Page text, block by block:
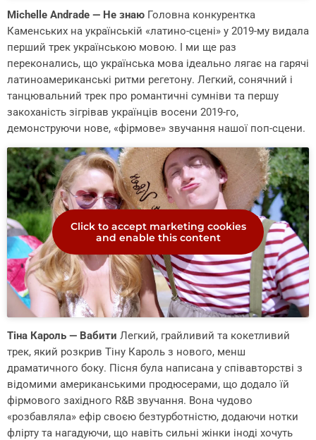
Michelle Andrade — Не знаю Головна конкурентка
Каменських на українській «латино-сцені» у 2019-му видала
перший трек українською мовою. І ми ще раз
переконались, що українська мова ідеально лягає на гарячі
латиноамериканські ритми регетону. Легкий, сонячний і
танцювальний трек про романтичні сумніви та першу
закоханість зігрівав українців восени 2019-го,
демонструючи нове, «фірмове» звучання нашої поп-сцени.
Click to accept marketing cookies
and enable this content
Тіна Кароль — Вабити Легкий, грайливий та кокетливий
трек, який розкрив Тіну Кароль з нового, менш
драматичного боку. Пісня була написана у співавторстві з
відомими американськими продюсерами, що додало їй
фірмового західного R&B звучання. Вона чудово
«розбавляла» ефір своєю безтурботністю, додаючи нотки
флірту та нагадуючи, що навіть сильні жінки іноді хочуть